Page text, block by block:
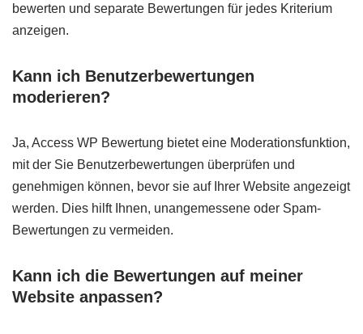
bewerten und separate Bewertungen für jedes Kriterium
anzeigen.
Kann ich Benutzerbewertungen
moderieren?
Ja, Access WP Bewertung bietet eine Moderationsfunktion,
mit der Sie Benutzerbewertungen überprüfen und
genehmigen können, bevor sie auf Ihrer Website angezeigt
werden. Dies hilft Ihnen, unangemessene oder Spam-
Bewertungen zu vermeiden.
Kann ich die Bewertungen auf meiner
Website anpassen?